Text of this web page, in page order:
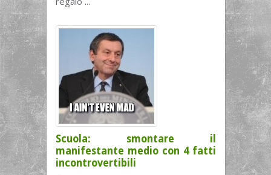
Scuola: smontare il
manifestante medio con 4 fatti
incontrovertibili